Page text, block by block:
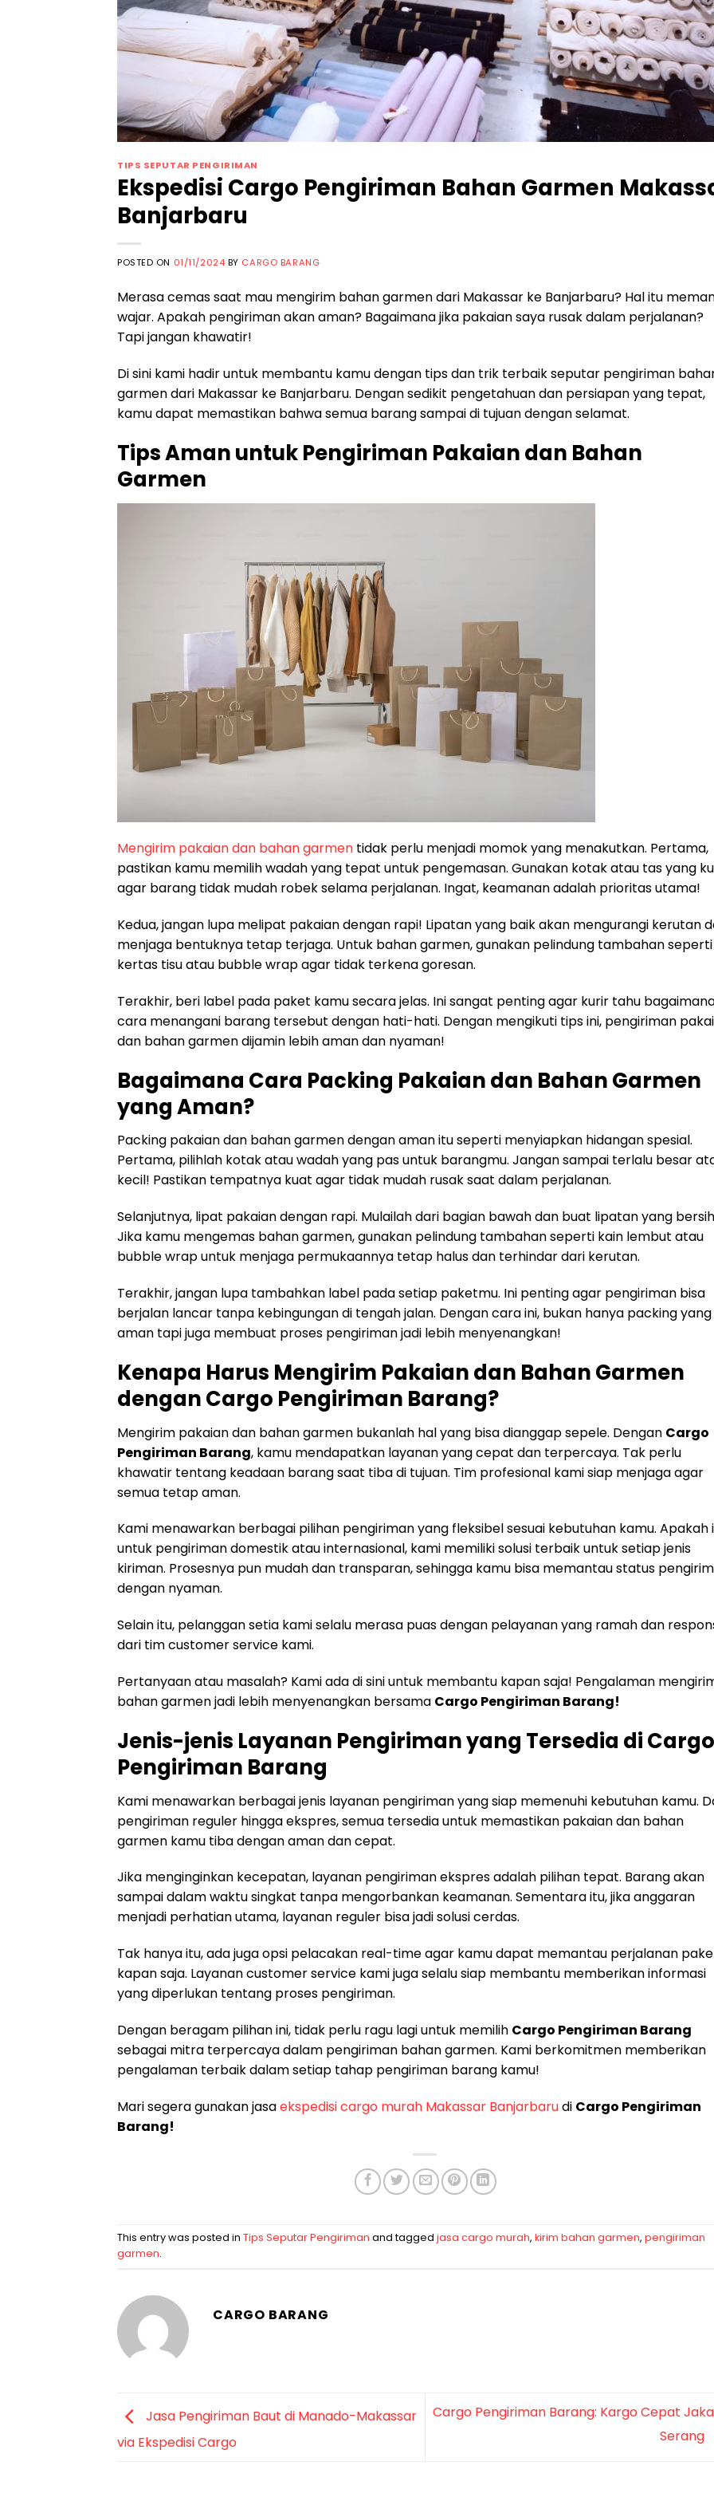
TIPS SEPUTAR PENGIRIMAN
Ekspedisi Cargo Pengiriman Bahan Garmen
Banjarbaru
POSTED ON 01/11/2024 BY CARGO BARANG
Merasa cemas saat mau mengirim bahan garmen dari Makassar ke Banjarbaru? Hal itu
wajar. Apakah pengiriman akan aman? Bagaimana jika pakaian saya rusak dalam perjalanan?
Tapi jangan khawatir!
Di sini kami hadir untuk membantu kamu dengan tips dan trik terbaik seputar pengiriman
garmen dari Makassar ke Banjarbaru. Dengan sedikit pengetahuan dan persiapan yang tepat,
kamu dapat memastikan bahwa semua barang sampai di tujuan dengan selamat.
Tips Aman untuk Pengiriman Pakaian dan Bahan
Garmen
Mengirim pakaian dan bahan garmen tidak perlu menjadi momok yang menakutkan. Pertama,
pastikan kamu memilih wadah yang tepat untuk pengemasan. Gunakan kotak atau tas yang
agar barang tidak mudah robek selama perjalanan. Ingat, keamanan adalah prioritas utama!
Kedua, jangan lupa melipat pakaian dengan rapi! Lipatan yang baik akan mengurangi kerutan
menjaga bentuknya tetap terjaga. Untuk bahan garmen, gunakan pelindung tambahan seperti
kertas tisu atau bubble wrap agar tidak terkena goresan.
Terakhir, beri label pada paket kamu secara jelas. Ini sangat penting agar kurir tahu
cara menangani barang tersebut dengan hati-hati. Dengan mengikuti tips ini, pengiriman
dan bahan garmen dijamin lebih aman dan nyaman!
Bagaimana Cara Packing Pakaian dan Bahan Garmen
yang Aman?
Packing pakaian dan bahan garmen dengan aman itu seperti menyiapkan hidangan spesial.
Pertama, pilihlah kotak atau wadah yang pas untuk barangmu. Jangan sampai terlalu besar
kecil! Pastikan tempatnya kuat agar tidak mudah rusak saat dalam perjalanan.
Selanjutnya, lipat pakaian dengan rapi. Mulailah dari bagian bawah dan buat lipatan yang
Jika kamu mengemas bahan garmen, gunakan pelindung tambahan seperti kain lembut atau
bubble wrap untuk menjaga permukaannya tetap halus dan terhindar dari kerutan.
Terakhir, jangan lupa tambahkan label pada setiap paketmu. Ini penting agar pengiriman bisa
berjalan lancar tanpa kebingungan di tengah jalan. Dengan cara ini, bukan hanya packing yang
aman tapi juga membuat proses pengiriman jadi lebih menyenangkan!
Kenapa Harus Mengirim Pakaian dan Bahan Garmen
dengan Cargo Pengiriman Barang?
Mengirim pakaian dan bahan garmen bukanlah hal yang bisa dianggap sepele. Dengan Cargo
Pengiriman Barang, kamu mendapatkan layanan yang cepat dan terpercaya. Tak perlu
khawatir tentang keadaan barang saat tiba di tujuan. Tim profesional kami siap menjaga agar
semua tetap aman.
Kami menawarkan berbagai pilihan pengiriman yang fleksibel sesuai kebutuhan kamu. Apakah
untuk pengiriman domestik atau internasional, kami memiliki solusi terbaik untuk setiap jenis
kiriman. Prosesnya pun mudah dan transparan, sehingga kamu bisa memantau status
dengan nyaman.
Selain itu, pelanggan setia kami selalu merasa puas dengan pelayanan yang ramah dan
dari tim customer service kami.
Pertanyaan atau masalah? Kami ada di sini untuk membantu kapan saja! Pengalaman
bahan garmen jadi lebih menyenangkan bersama Cargo Pengiriman Barang!
Jenis-jenis Layanan Pengiriman yang Tersedia di Cargo
Pengiriman Barang
Kami menawarkan berbagai jenis layanan pengiriman yang siap memenuhi kebutuhan kamu.
pengiriman reguler hingga ekspres, semua tersedia untuk memastikan pakaian dan bahan
garmen kamu tiba dengan aman dan cepat.
Jika menginginkan kecepatan, layanan pengiriman ekspres adalah pilihan tepat. Barang akan
sampai dalam waktu singkat tanpa mengorbankan keamanan. Sementara itu, jika anggaran
menjadi perhatian utama, layanan reguler bisa jadi solusi cerdas.
Tak hanya itu, ada juga opsi pelacakan real-time agar kamu dapat memantau perjalanan
kapan saja. Layanan customer service kami juga selalu siap membantu memberikan informasi
yang diperlukan tentang proses pengiriman.
Dengan beragam pilihan ini, tidak perlu ragu lagi untuk memilih Cargo Pengiriman Barang
sebagai mitra terpercaya dalam pengiriman bahan garmen. Kami berkomitmen memberikan
pengalaman terbaik dalam setiap tahap pengiriman barang kamu!
Mari segera gunakan jasaekspedisi cargo murah Makassar Banjarbarudi Cargo Pengiriman
Barang!
This entry was posted in Tips Seputar Pengiriman and tagged jasa cargo murah, kirim bahan garmen, pengiriman
garmen.
CARGO BARANG
Jasa Pengiriman Baut di Manado-Makassar
via Ekspedisi Cargo
Cargo Pengiriman Barang: Kargo Cepat
Serang